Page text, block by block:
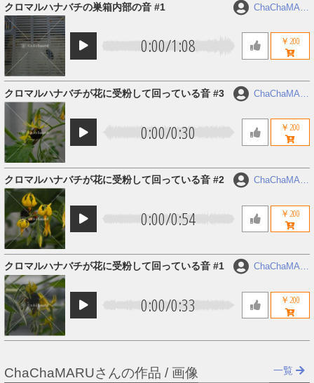
0:00/1:08
クロマルハナバチの巣箱内部の音 #1
ChaChaMAR
￥200
0:00/0:30
クロマルハナバチが花に受粉して回っている音 #3
ChaChaMAR
￥200
0:00/0:54
クロマルハナバチが花に受粉して回っている音 #2
ChaChaMAR
￥200
0:00/0:33
クロマルハナバチが花に受粉して回っている音 #1
ChaChaMAR
￥200
ChaChaMARUさんの作品 / 画像 一覧